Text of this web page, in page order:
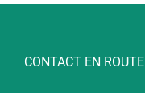
CONTACT EN ROUTE